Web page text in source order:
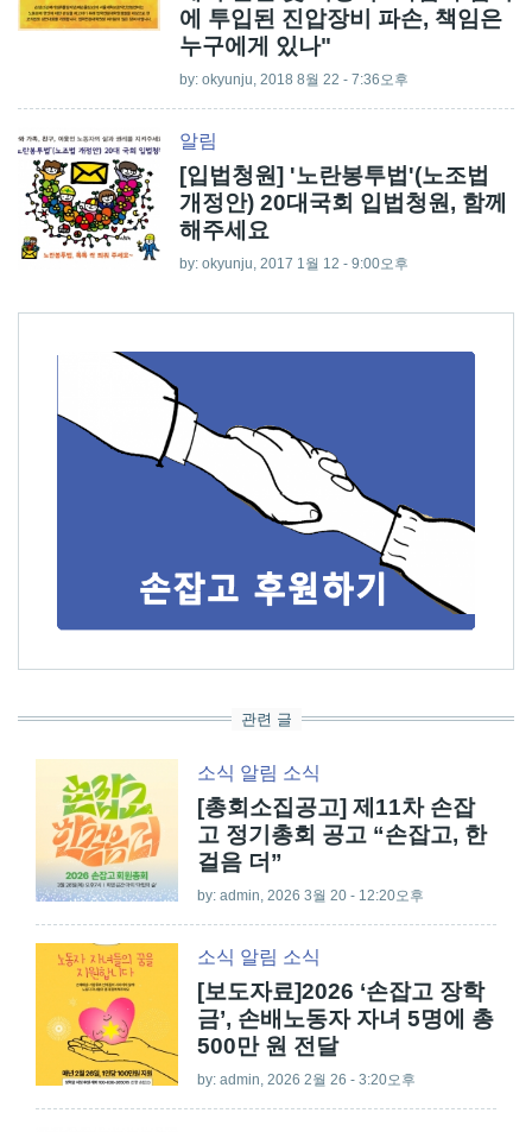
에 투입된 진압장비 파손, 책임은
누구에게 있나"
by: okyunju, 2018 8월 22 - 7:36오후
알림
[입법청원] '노란봉투법'(노조법
개정안) 20대국회 입법청원, 함께
해주세요
by: okyunju, 2017 1월 12 - 9:00오후
관련 글
소식 알림 소식
[총회소집공고] 제11차 손잡
고 정기총회 공고 “손잡고, 한
걸음 더”
by: admin , 2026 3월 20 - 12:20오후
소식 알림 소식
[보도자료]2026 ‘손잡고 장학
금’, 손배노동자 자녀 5명에 총
500만 원 전달
by: admin , 2026 2월 26 - 3:20오후